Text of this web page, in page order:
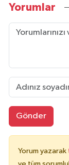
Yorumlar
Gönder
Yorum yazarak